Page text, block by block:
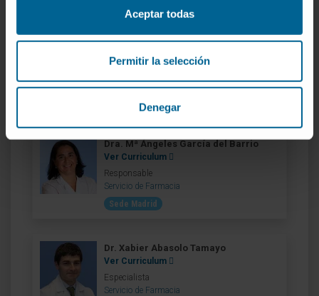
Aceptar todas
Permitir la selección
Denegar
Dra. Ana Ortega Eslava
Servicio de Farmacia
Dra. Mª Ángeles García del Barrio
Ver Curriculum
Responsable
Servicio de Farmacia
Sede Madrid
Dr. Xabier Abasolo Tamayo
Ver Curriculum
Especialista
Servicio de Farmacia